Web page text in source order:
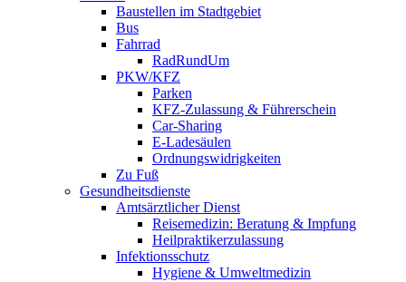
Baustellen im Stadtgebiet
Bus
Fahrrad
RadRundUm
PKW/KFZ
Parken
KFZ-Zulassung & Führerschein
Car-Sharing
E-Ladesäulen
Ordnungswidrigkeiten
Zu Fuß
Gesundheitsdienste
Amtsärztlicher Dienst
Reisemedizin: Beratung & Impfung
Heilpraktikerzulassung
Infektionsschutz
Hygiene & Umweltmedizin